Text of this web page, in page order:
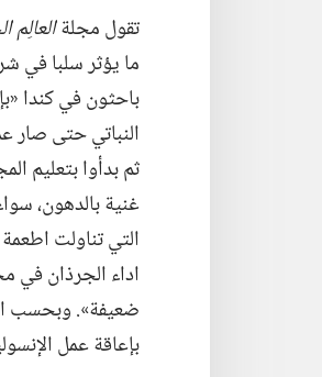
تقول مجلةالعالِم
ما يؤثر سلبا في
باحثون في كندا
النباتي حتى صار
ثم بدأوا بتعليم
غنية بالدهون،‏
التي تناولت
اداء الجرذان في
ضعيفة».‏ وبحسب
بإعاقة عمل